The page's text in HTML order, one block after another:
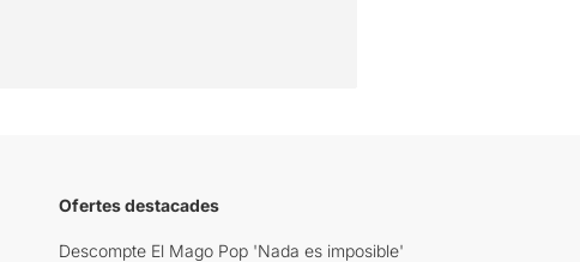
Ofertes destacades
Descompte El Mago Pop 'Nada es imposible'